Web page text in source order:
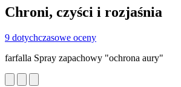
Chroni, czyści i rozjaśnia
9 dotychczasowe oceny
farfalla Spray zapachowy "ochrona aury"